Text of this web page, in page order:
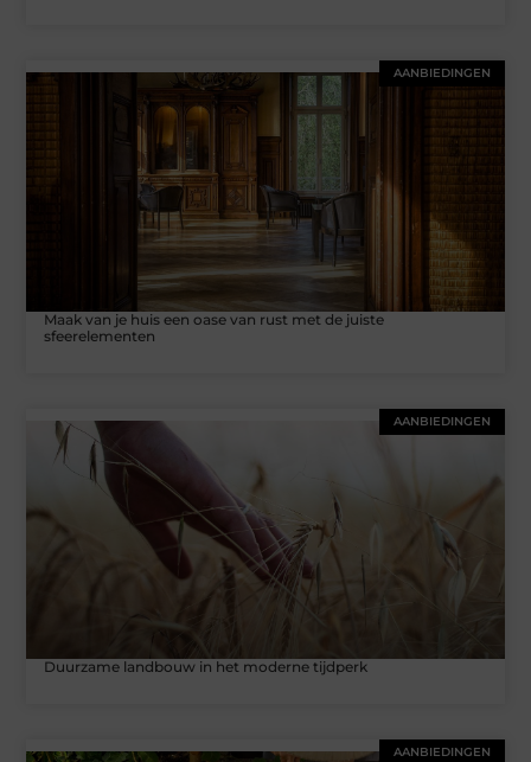
AANBIEDINGEN
Maak van je huis een oase van rust met de juiste
sfeerelementen
AANBIEDINGEN
Duurzame landbouw in het moderne tijdperk
AANBIEDINGEN